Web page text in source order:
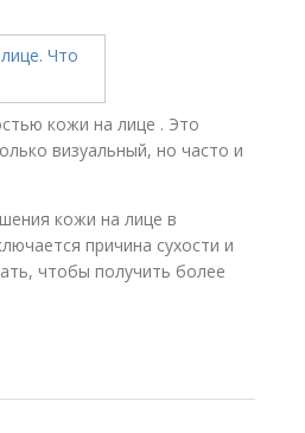
кожи на лице . Это
визуальный, но часто и
кожи на лице в
причина сухости и
чтобы получить более